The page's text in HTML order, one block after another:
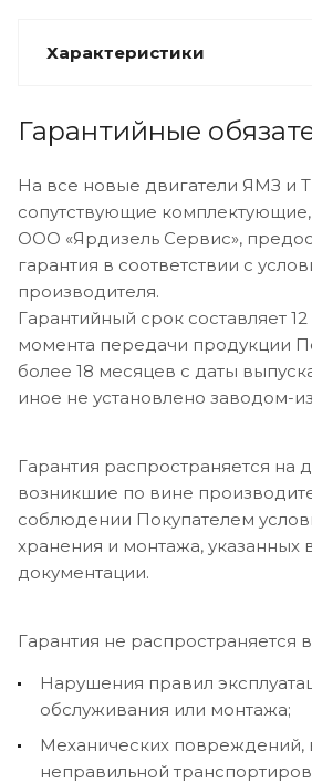
Характеристики
Гарантийные
На все новые двигатели ЯМЗ и
сопутствующие
ООО «Ярдизель Сервис»,
гарантия в соответствии с
производителя.
Гарантийный срок составляет
момента передачи продукции
более 18 месяцев с даты
иное не установлено заводом-
Гарантия распространяется на
возникшие по вине
соблюдении Покупателем
хранения и монтажа, указанных
документации.
Гарантия не распространяется в
Нарушения правил
обслуживания или монтажа;
Механических повреждений,
неправильной